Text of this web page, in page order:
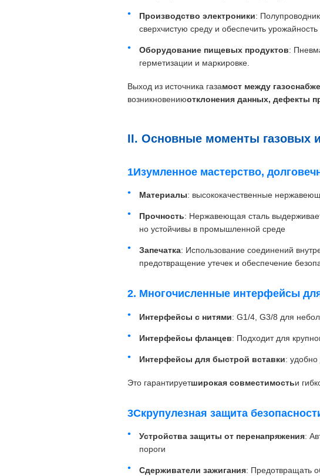
Производство электроники:
сверхчистую среду и обеспечить урожайность
Оборудование пищевых продуктов:
герметизации и маркировке.
Выход из источника газамост между
возникновениюотклонения данных, дефекты
II. Основные моменты газовых
1Изумленное мастерство,
Материалы: высококачественные
Прочность: Нержавеющая сталь
но устойчивы в промышленной среде
Запечатка: Использование соединений
предотвращение утечек и обеспечение
2. Многочисленные интерфейсы
Интерфейсы с нитями: G1/4, G3/8 для
Интерфейсы фланцев: Подходит для
Интерфейсы для быстрой вставки: удобно
Это гарантируетширокая совместимостьи
3Скрупулезная защита
Устройства защиты от перенапряжения:
пороги
Сдерживатели зажигания: Предотвращать